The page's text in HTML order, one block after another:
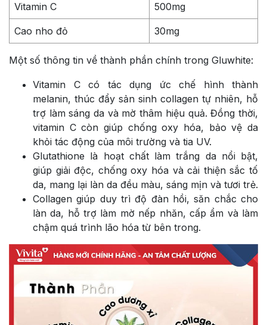
Vitamin C 500mg
Cao nho đỏ 30mg
Một số thông tin về thành phần chính trong Gluwhite:
Vitamin C có tác dụng ức chế hình thành
melanin, thúc đẩy sản sinh collagen tự nhiên, hỗ
trợ làm sáng da và mờ thâm hiệu quả. Đồng thời,
vitamin C còn giúp chống oxy hóa, bảo vệ da
khỏi tác động của môi trường và tia UV.
Glutathione là hoạt chất làm trắng da nổi bật,
giúp giải độc, chống oxy hóa và cải thiện sắc tố
da, mang lại làn da đều màu, sáng mịn và tươi trẻ.
Collagen giúp duy trì độ đàn hồi, săn chắc cho
làn da, hỗ trợ làm mờ nếp nhăn, cấp ẩm và làm
chậm quá trình lão hóa từ bên trong.